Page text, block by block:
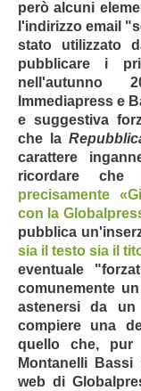
però alcuni
l'indirizzo email
stato utilizzato
pubblicare i
nell'autunno
Immediapress e
e suggestiva
che la
carattere
ricordare che
precisamente
con la
pubblica
sia il testo sia il
eventuale
comunemente
astenersi da un
compiere una
quello che, pur
Montanelli
web di